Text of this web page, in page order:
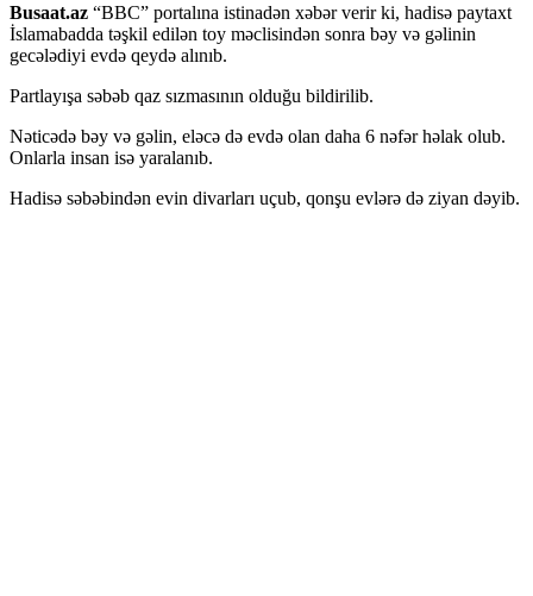
Busaat.az “BBC” portalına istinadən xəbər verir ki, hadisə paytaxt
İslamabadda təşkil edilən toy məclisindən sonra bəy və gəlinin
gecələdiyi evdə qeydə alınıb.
Partlayışa səbəb qaz sızmasının olduğu bildirilib.
Nəticədə bəy və gəlin, eləcə də evdə olan daha 6 nəfər həlak olub.
Onlarla insan isə yaralanıb.
Hadisə səbəbindən evin divarları uçub, qonşu evlərə də ziyan dəyib.